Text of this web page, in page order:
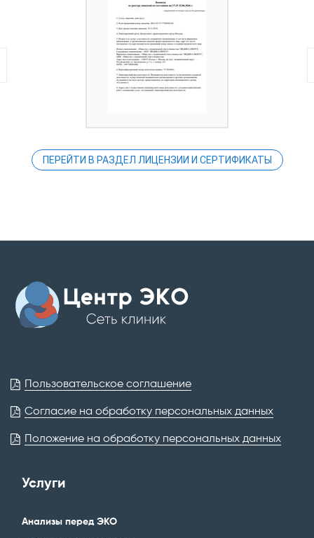
ПЕРЕЙТИ В РАЗДЕЛ ЛИЦЕНЗИИ И СЕРТИФИКАТЫ
Пользовательское соглашение
Согласие на обработку персональных данных
Положение на обработку персональных данных
Услуги
Анализы перед ЭКО